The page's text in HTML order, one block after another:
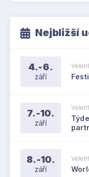
Nejbližší
4.-6.
září
7.-10.
září
8.-10.
září